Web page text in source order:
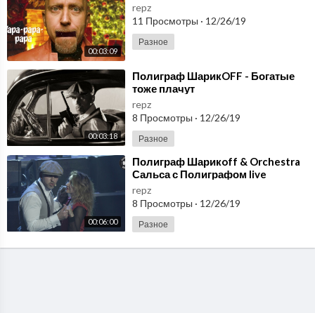
00:03:09
repz
11 Просмотры · 12/26/19
Разное
00:03:18
⁣Полиграф ШарикOFF - Богатые
тоже плачут
repz
8 Просмотры · 12/26/19
Разное
00:06:00
⁣Полиграф Шарикoff & Orchestra
Сальса с Полиграфом live
repz
8 Просмотры · 12/26/19
Разное